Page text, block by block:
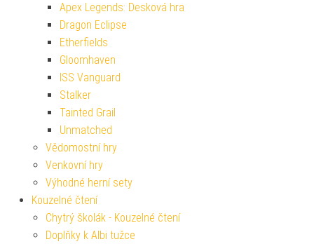
Apex Legends: Desková hra
Dragon Eclipse
Etherfields
Gloomhaven
ISS Vanguard
Stalker
Tainted Grail
Unmatched
Vědomostní hry
Venkovní hry
Výhodné herní sety
Kouzelné čtení
Chytrý školák - Kouzelné čtení
Doplňky k Albi tužce